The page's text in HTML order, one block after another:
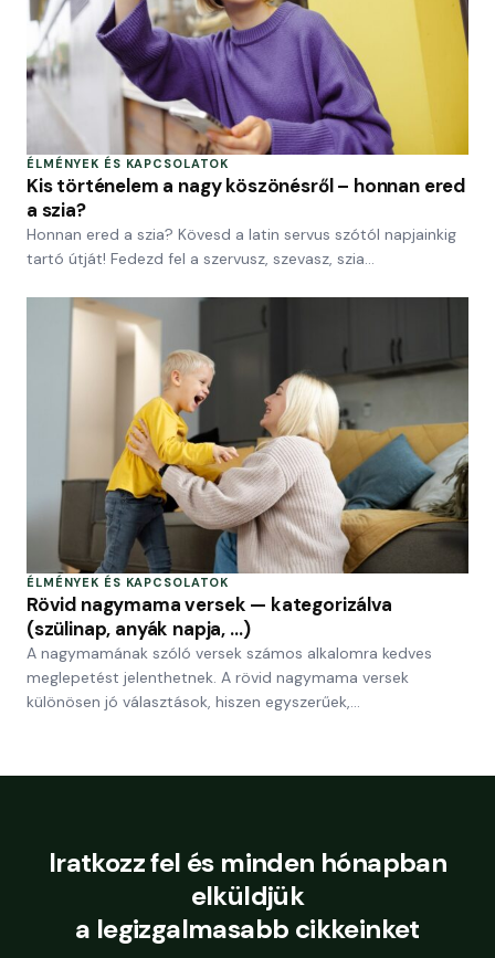
ÉLMÉNYEK ÉS KAPCSOLATOK
Kis történelem a nagy köszönésről – honnan ered
a szia?
Honnan ered a szia? Kövesd a latin servus szótól napjainkig
tartó útját! Fedezd fel a szervusz, szevasz, szia…
ÉLMÉNYEK ÉS KAPCSOLATOK
Rövid nagymama versek — kategorizálva
(szülinap, anyák napja, …)
A nagymamának szóló versek számos alkalomra kedves
meglepetést jelenthetnek. A rövid nagymama versek
különösen jó választások, hiszen egyszerűek,…
Iratkozz fel és minden hónapban
elküldjük
a legizgalmasabb cikkeinket